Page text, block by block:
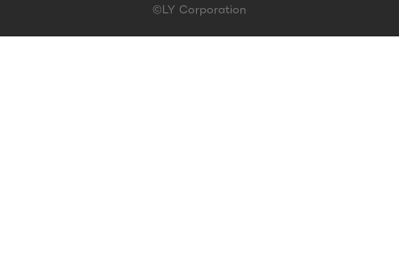
©LY Corporation
このコンテンツは掲載が終了しました | LINE占い